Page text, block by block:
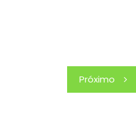
Próximo